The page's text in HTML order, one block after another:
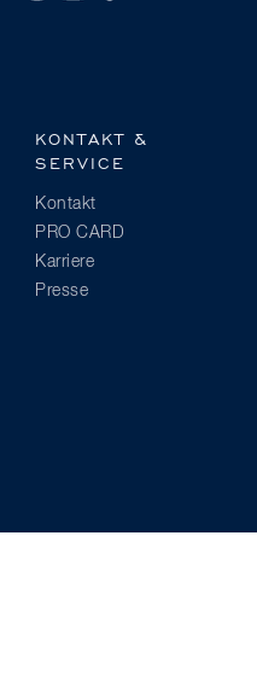
KONTAKT &
SERVICE
Kontakt
PRO CARD
Karriere
Presse